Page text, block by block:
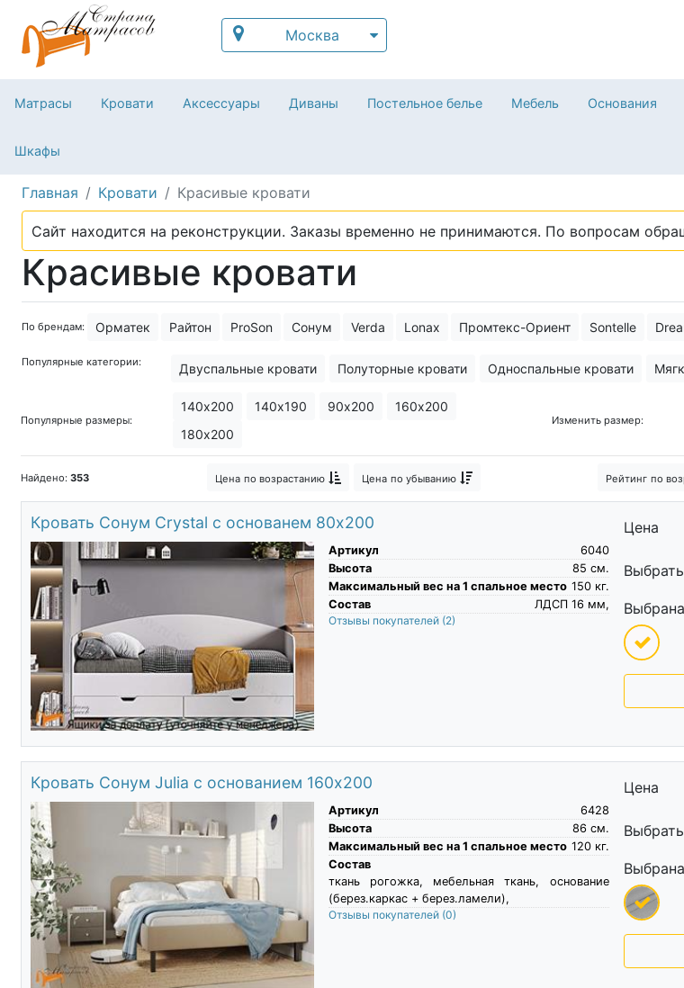
Москва
Матрасы Кровати Аксессуары Диваны Постельное белье Мебель Основания
Шкафы
Главная Кровати Красивые кровати
Сайт находится на реконструкции. Заказы временно не принимаются. По вопросам
Красивые кровати
По брендам: Орматек Райтон ProSon Сонум Verda Lonax Промтекс-Ориент Sontelle
Популярные категории: Двуспальные кровати Полуторные кровати Односпальные кровати
Лучшие кровати Кровати в современном стиле
Кровать и тумба Евро кровати
Необычные кровати Кровати из ДСП
Популярные размеры:
140х200 140х190 90х200
160х200
180х200
Изменить размер:
Найдено: 353 Цена по возрастанию Цена по убыванию Рейтинг по
Кровать Сонум Crystal с основанем 80х200
Артикул
6040
Высота
см.
85
Максимальный вес на 1 спальное место
кг.
150
Состав
ЛДСП 16 мм,
Отзывы покупателей (2)
Цена
Кровать Сонум Julia с основанием 160х200
Артикул
6428
Высота
см.
86
Максимальный вес на 1 спальное место
кг.
120
Состав
ткань рогожка, мебельная ткань, основание
(берез.каркас + берез.ламели),
Отзывы покупателей (0)
Цена